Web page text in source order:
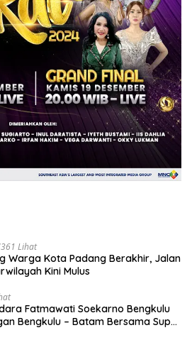
Lihat
Warga Kota Padang Berakhir, Jalan
Kini Mulus
Fatmawati Soekarno Bengkulu
Bengkulu – Batam Bersama Super